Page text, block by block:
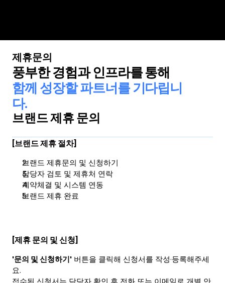
회사소개
경쟁력
비즈니스
포트폴리오
인재채용
제휴문의
뉴스룸
제휴문의
풍부한 경험과 인프라를 통해
함께 성장할 파트너를 기다립니
다.
브랜드 제휴 문의
[브랜드 제휴 절차]
브랜드 제휴문의 및 신청하기
담당자 검토 및 제휴처 연락
계약체결 및 시스템 연동
브랜드 제휴 완료
[제휴 문의 및 신청]
'문의 및 신청하기' 버튼을 클릭해 신청서를 작성·등록해주세
요.